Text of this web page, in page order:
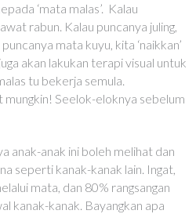
‘mata malas’. Kalau
rabun. Kalau puncanya juling,
mata kuyu, kita ‘naikkan’
akan lakukan terapi visual untuk
tu bekerja semula.
mungkin! Seelok-eloknya sebelum
anak-anak ini boleh melihat dan
seperti kanak-kanak lain. Ingat,
mata, dan 80% rangsangan
kanak-kanak. Bayangkan apa